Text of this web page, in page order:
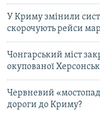
У Криму змінили
скорочують рейси
Чонгарський міст
окупованої
Червневий
дороги до Криму?